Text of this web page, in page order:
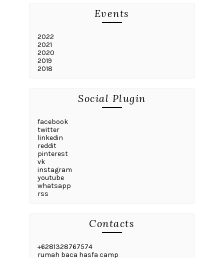
Events
2022
2021
2020
2019
2018
Social Plugin
facebook
twitter
linkedin
reddit
pinterest
vk
instagram
youtube
whatsapp
rss
Contacts
+6281328767574
rumah baca hasfa camp